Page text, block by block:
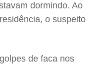
dormindo. Ao
o suspeito
de faca nos